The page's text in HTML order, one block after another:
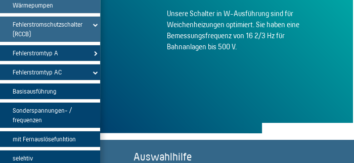
Wärmepumpen
Fehlerstromschutzschalter
(RCCB)
Fehlerstromtyp A
Fehlerstromtyp AC
Basisausführung
Sonderspannungen- /
frequenzen
mit Fernauslösefunktion
selektiv
Unsere Schalter in W-Ausführung sind für
Weichenheizungen optimiert. Sie haben eine
Bemessungsfrequenz von 16 2/3 Hz für
Bahnanlagen bis 500 V.
Auswahlhilfe